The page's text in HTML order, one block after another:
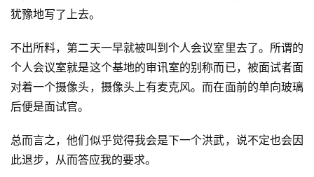
犹豫地写了上去。
不出所料，第二天一早就被叫到个人会议室里去了。所谓的
个人会议室就是这个基地的审讯室的别称而已，被面试者面
对着一个摄像头，摄像头上有麦克风。而在面前的单向玻璃
后便是面试官。
总而言之，他们似乎觉得我会是下一个洪武，说不定也会因
此退步，从而答应我的要求。